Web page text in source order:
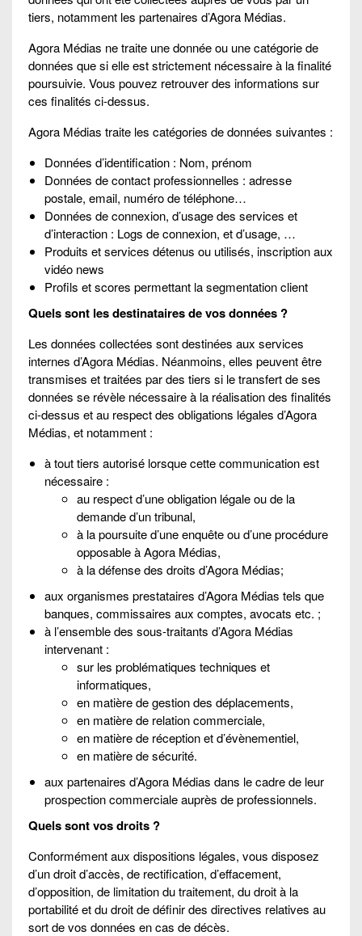
tiers, notamment les partenaires d’Agora Médias.
Agora Médias ne traite une donnée ou une catégorie de
données que si elle est strictement nécessaire à la finalité
poursuivie. Vous pouvez retrouver des informations sur
ces finalités ci-dessus.
Agora Médias traite les catégories de données suivantes :
Données d’identification : Nom, prénom
Données de contact professionnelles : adresse
postale, email, numéro de téléphone…
Données de connexion, d’usage des services et
d’interaction : Logs de connexion, et d’usage, …
Produits et services détenus ou utilisés, inscription aux
vidéo news
Profils et scores permettant la segmentation client
Quels sont les destinataires de vos données ?
Les données collectées sont destinées aux services
internes d’Agora Médias. Néanmoins, elles peuvent être
transmises et traitées par des tiers si le transfert de ses
données se révèle nécessaire à la réalisation des finalités
ci-dessus et au respect des obligations légales d’Agora
Médias, et notamment :
à tout tiers autorisé lorsque cette communication est
nécessaire :
au respect d’une obligation légale ou de la
demande d’un tribunal,
à la poursuite d’une enquête ou d’une procédure
opposable à Agora Médias,
à la défense des droits d’Agora Médias;
aux organismes prestataires d’Agora Médias tels que
banques, commissaires aux comptes, avocats etc. ;
à l’ensemble des sous-traitants d’Agora Médias
intervenant :
sur les problématiques techniques et
informatiques,
en matière de gestion des déplacements,
en matière de relation commerciale,
en matière de réception et d’évènementiel,
en matière de sécurité.
aux partenaires d’Agora Médias dans le cadre de leur
prospection commerciale auprès de professionnels.
Quels sont vos droits ?
Conformément aux dispositions légales, vous disposez
d’un droit d’accès, de rectification, d’effacement,
d’opposition, de limitation du traitement, du droit à la
portabilité et du droit de définir des directives relatives au
sort de vos données en cas de décès.